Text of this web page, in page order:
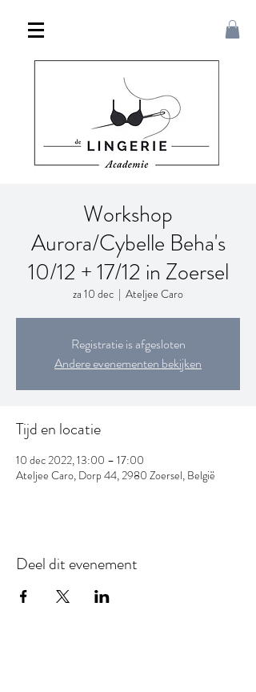
Workshop
Aurora/Cybelle Beha's
10/12 + 17/12 in Zoersel
za 10 dec
  |
Ateljee Caro
Registratie is afgesloten
Andere evenementen bekijken
Tijd en locatie
10 dec 2022, 13:00 – 17:00
Ateljee Caro, Dorp 44, 2980 Zoersel, België
Deel dit evenement